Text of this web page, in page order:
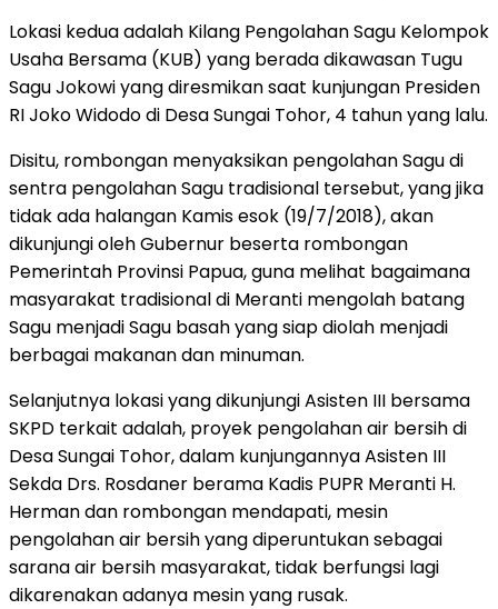
Lokasi kedua adalah Kilang Pengolahan Sagu Kelompok
Usaha Bersama (KUB) yang berada dikawasan Tugu
Sagu Jokowi yang diresmikan saat kunjungan Presiden
RI Joko Widodo di Desa Sungai Tohor, 4 tahun yang lalu.
Disitu, rombongan menyaksikan pengolahan Sagu di
sentra pengolahan Sagu tradisional tersebut, yang jika
tidak ada halangan Kamis esok (19/7/2018), akan
dikunjungi oleh Gubernur beserta rombongan
Pemerintah Provinsi Papua, guna melihat bagaimana
masyarakat tradisional di Meranti mengolah batang
Sagu menjadi Sagu basah yang siap diolah menjadi
berbagai makanan dan minuman.
Selanjutnya lokasi yang dikunjungi Asisten III bersama
SKPD terkait adalah, proyek pengolahan air bersih di
Desa Sungai Tohor, dalam kunjungannya Asisten III
Sekda Drs. Rosdaner berama Kadis PUPR Meranti H.
Herman dan rombongan mendapati, mesin
pengolahan air bersih yang diperuntukan sebagai
sarana air bersih masyarakat, tidak berfungsi lagi
dikarenakan adanya mesin yang rusak.